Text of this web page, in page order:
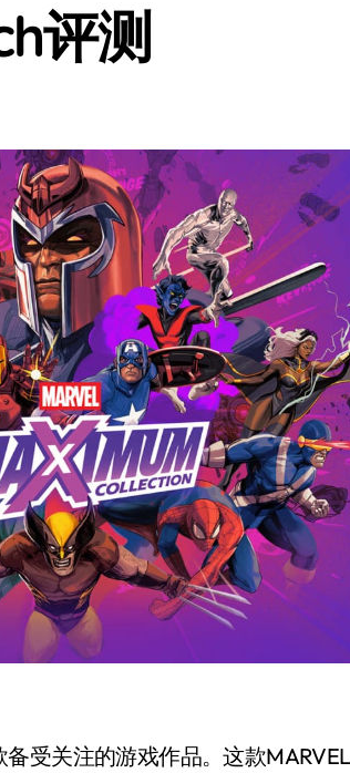
Collection
评测
受关注的游戏作品。这款